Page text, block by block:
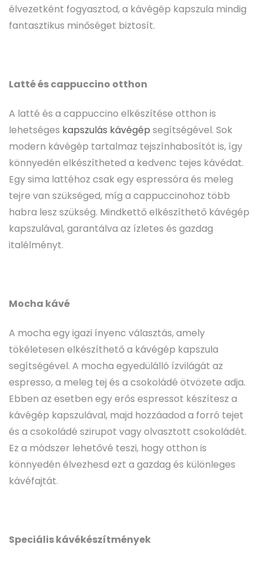
élvezetként fogyasztod, a kávégép kapszula mindig
fantasztikus minőséget biztosít.
Latté és cappuccino otthon
A latté és a cappuccino elkészítése otthon is
lehetséges kapszulás kávégép segítségével. Sok
modern kávégép tartalmaz tejszínhabosítót is, így
könnyedén elkészítheted a kedvenc tejes kávédat.
Egy sima lattéhoz csak egy espressóra és meleg
tejre van szükséged, míg a cappuccinohoz több
habra lesz szükség. Mindkettő elkészíthető kávégép
kapszulával, garantálva az ízletes és gazdag
italélményt.
Mocha kávé
A mocha egy igazi ínyenc választás, amely
tökéletesen elkészíthető a kávégép kapszula
segítségével. A mocha egyedülálló ízvilágát az
espresso, a meleg tej és a csokoládé ötvözete adja.
Ebben az esetben egy erős espressot készítesz a
kávégép kapszulával, majd hozzáadod a forró tejet
és a csokoládé szirupot vagy olvasztott csokoládét.
Ez a módszer lehetővé teszi, hogy otthon is
könnyedén élvezhesd ezt a gazdag és különleges
kávéfajtát.
Speciális kávékészítmények